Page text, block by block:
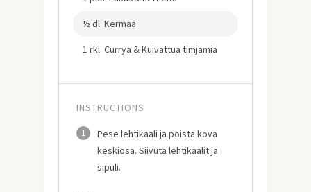
½ dl Kermaa
1 rkl Currya & Kuivattua timjamia
INSTRUCTIONS
1
Pese lehtikaali ja poista kova
keskiosa. Siivuta lehtikaalit ja
sipuli.